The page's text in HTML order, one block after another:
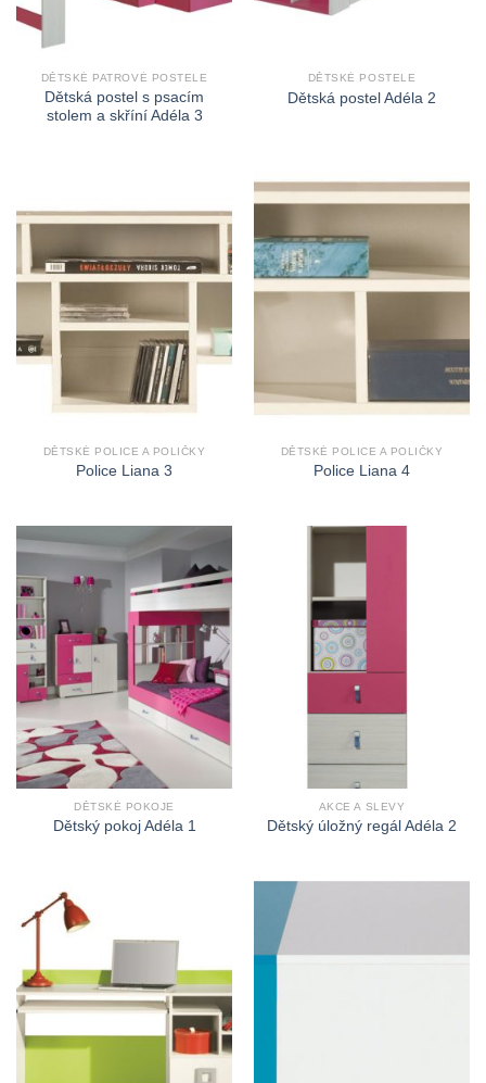
DĚTSKÉ PATROVÉ POSTELE
Dětská postel s psacím
stolem a skříní Adéla 3
DĚTSKÉ POSTELE
Dětská postel Adéla 2
DĚTSKÉ POLICE A POLIČKY
Police Liana 3
DĚTSKÉ POLICE A POLIČKY
Police Liana 4
DĚTSKÉ POKOJE
Dětský pokoj Adéla 1
AKCE A SLEVY
Dětský úložný regál Adéla 2